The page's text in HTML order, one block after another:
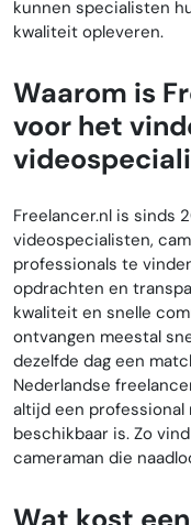
kunnen specialisten
kwaliteit opleveren.
Waarom is
voor het
Freelancer.nl is sinds
videospecialisten,
professionals te
opdrachten en
kwaliteit en snelle
ontvangen meestal
dezelfde dag een
Nederlandse
altijd een professional
beschikbaar is. Zo
cameraman die